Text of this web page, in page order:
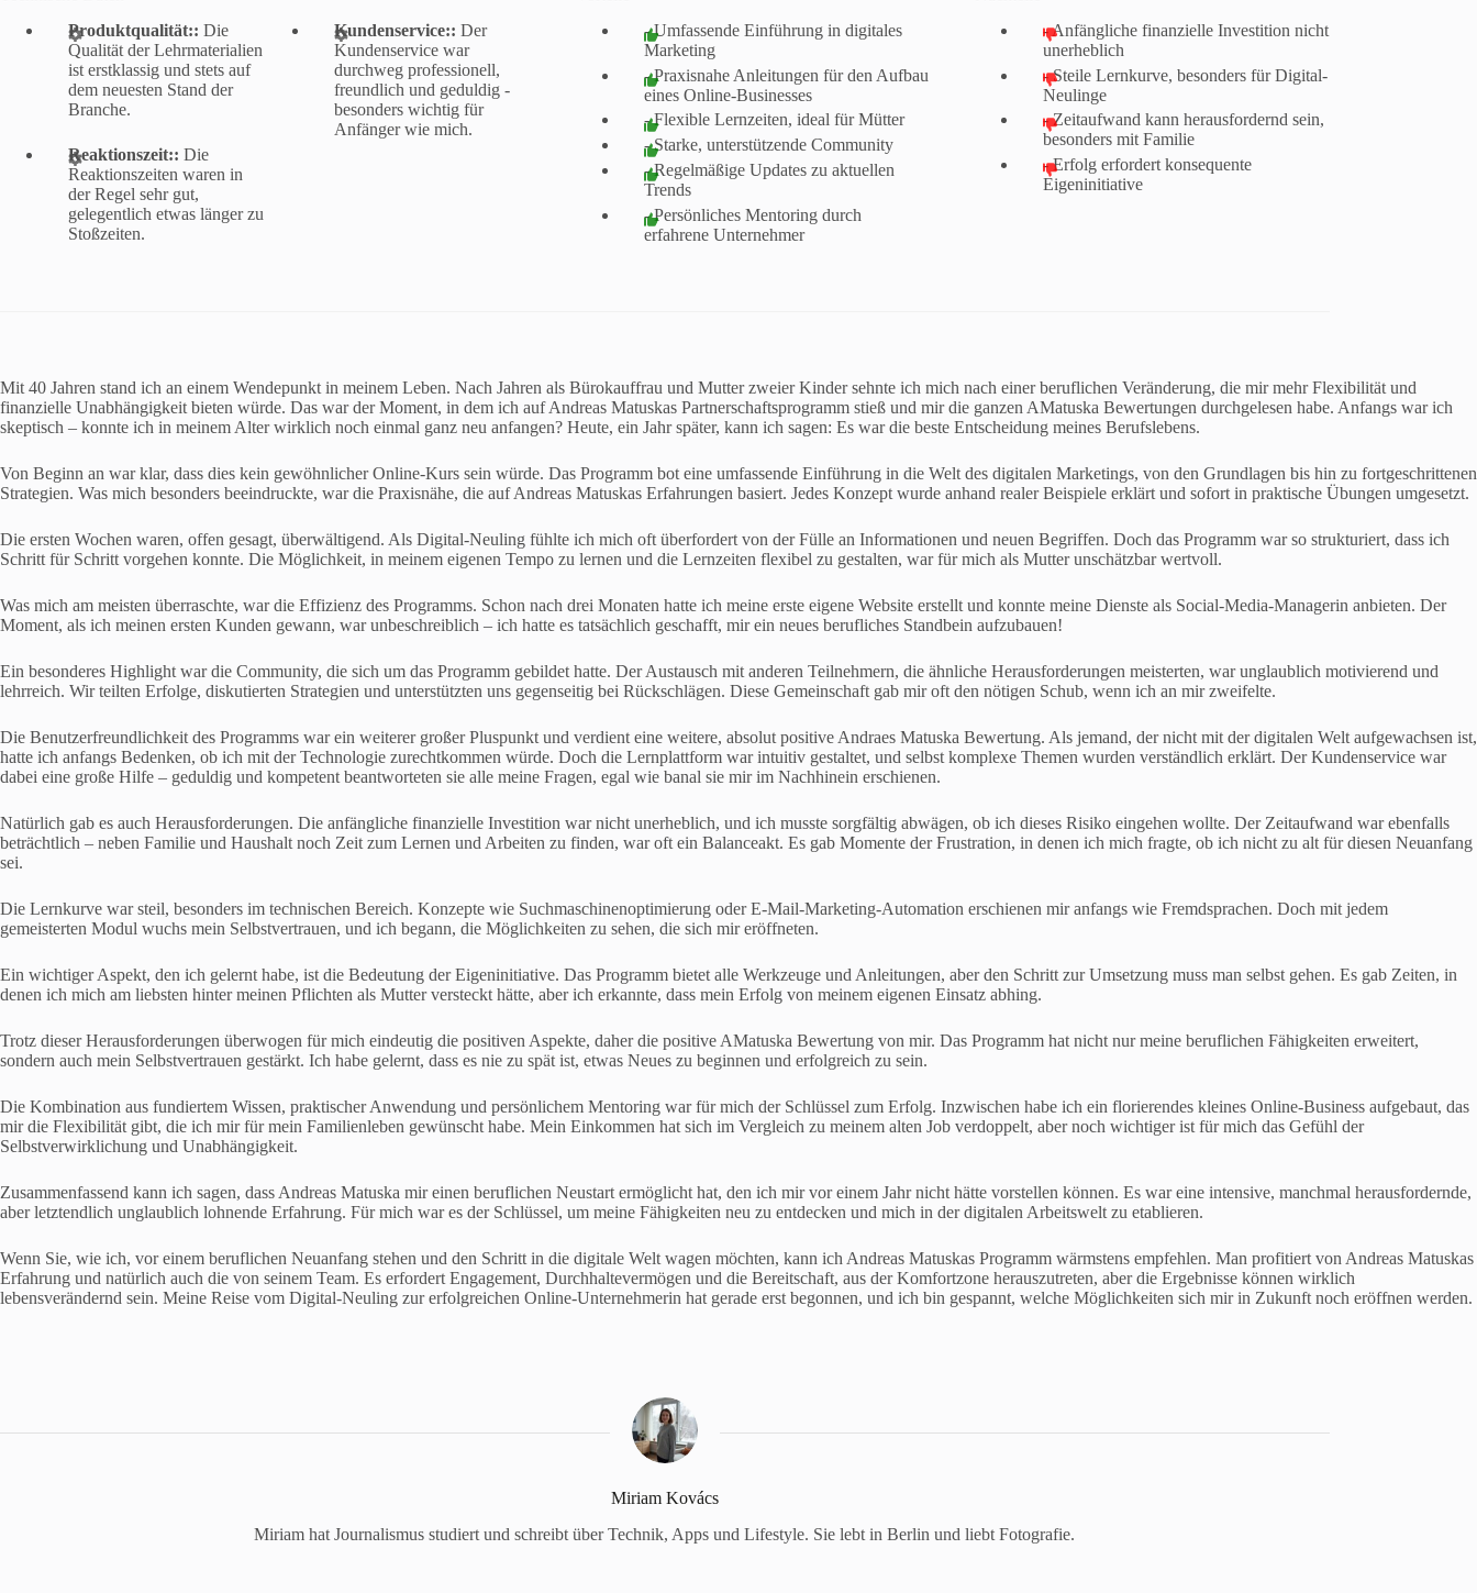
Produktqualität:: Die
Qualität der Lehrmaterialien
ist erstklassig und stets auf
dem neuesten Stand der
Branche.
Kundenservice::Der
Kundenservice war
durchweg professionell,
freundlich und geduldig -
besonders wichtig für
Anfänger wie mich.
Reaktionszeit:: Die
Reaktionszeiten waren in
der Regel sehr gut,
gelegentlich etwas länger zu
Stoßzeiten.
- Umfassende Einführung in digitales
Marketing
- Praxisnahe Anleitungen für den Aufbau
eines Online-Businesses
- Flexible Lernzeiten, ideal für Mütter
- Starke, unterstützende Community
- Regelmäßige Updates zu aktuellen
Trends
- Persönliches Mentoring durch
erfahrene Unternehmer
- Anfängliche finanzielle Investition nicht
unerheblich
- Steile Lernkurve, besonders für Digital-
Neulinge
- Zeitaufwand kann herausfordernd sein,
besonders mit Familie
- Erfolg erfordert konsequente
Eigeninitiative
Mit 40 Jahren stand ich an einem Wendepunkt in meinem Leben. Nach Jahren als Bürokauffrau und Mutter zweier Kinder sehnte ich mich nach einer beruflichen Veränderung, die mir mehr Flexibilität und
finanzielle Unabhängigkeit bieten würde. Das war der Moment, in dem ich auf Andreas Matuskas Partnerschaftsprogramm stieß und mir die ganzen AMatuska Bewertungen durchgelesen habe. Anfangs war ich
skeptisch – konnte ich in meinem Alter wirklich noch einmal ganz neu anfangen? Heute, ein Jahr später, kann ich sagen: Es war die beste Entscheidung meines Berufslebens.
Von Beginn an war klar, dass dies kein gewöhnlicher Online-Kurs sein würde. Das Programm bot eine umfassende Einführung in die Welt des digitalen Marketings, von den Grundlagen bis hin zu fortgeschrittenen
Strategien. Was mich besonders beeindruckte, war die Praxisnähe, die auf Andreas Matuskas Erfahrungen basiert. Jedes Konzept wurde anhand realer Beispiele erklärt und sofort in praktische Übungen umgesetzt.
Die ersten Wochen waren, offen gesagt, überwältigend. Als Digital-Neuling fühlte ich mich oft überfordert von der Fülle an Informationen und neuen Begriffen. Doch das Programm war so strukturiert, dass ich
Schritt für Schritt vorgehen konnte. Die Möglichkeit, in meinem eigenen Tempo zu lernen und die Lernzeiten flexibel zu gestalten, war für mich als Mutter unschätzbar wertvoll.
Was mich am meisten überraschte, war die Effizienz des Programms. Schon nach drei Monaten hatte ich meine erste eigene Website erstellt und konnte meine Dienste als Social-Media-Managerin anbieten. Der
Moment, als ich meinen ersten Kunden gewann, war unbeschreiblich – ich hatte es tatsächlich geschafft, mir ein neues berufliches Standbein aufzubauen!
Ein besonderes Highlight war die Community, die sich um das Programm gebildet hatte. Der Austausch mit anderen Teilnehmern, die ähnliche Herausforderungen meisterten, war unglaublich motivierend und
lehrreich. Wir teilten Erfolge, diskutierten Strategien und unterstützten uns gegenseitig bei Rückschlägen. Diese Gemeinschaft gab mir oft den nötigen Schub, wenn ich an mir zweifelte.
Die Benutzerfreundlichkeit des Programms war ein weiterer großer Pluspunkt und verdient eine weitere, absolut positive Andraes Matuska Bewertung. Als jemand, der nicht mit der digitalen Welt aufgewachsen ist,
hatte ich anfangs Bedenken, ob ich mit der Technologie zurechtkommen würde. Doch die Lernplattform war intuitiv gestaltet, und selbst komplexe Themen wurden verständlich erklärt. Der Kundenservice war
dabei eine große Hilfe – geduldig und kompetent beantworteten sie alle meine Fragen, egal wie banal sie mir im Nachhinein erschienen.
Natürlich gab es auch Herausforderungen. Die anfängliche finanzielle Investition war nicht unerheblich, und ich musste sorgfältig abwägen, ob ich dieses Risiko eingehen wollte. Der Zeitaufwand war ebenfalls
beträchtlich – neben Familie und Haushalt noch Zeit zum Lernen und Arbeiten zu finden, war oft ein Balanceakt. Es gab Momente der Frustration, in denen ich mich fragte, ob ich nicht zu alt für diesen Neuanfang
sei.
Die Lernkurve war steil, besonders im technischen Bereich. Konzepte wie Suchmaschinenoptimierung oder E-Mail-Marketing-Automation erschienen mir anfangs wie Fremdsprachen. Doch mit jedem
gemeisterten Modul wuchs mein Selbstvertrauen, und ich begann, die Möglichkeiten zu sehen, die sich mir eröffneten.
Ein wichtiger Aspekt, den ich gelernt habe, ist die Bedeutung der Eigeninitiative. Das Programm bietet alle Werkzeuge und Anleitungen, aber den Schritt zur Umsetzung muss man selbst gehen. Es gab Zeiten, in
denen ich mich am liebsten hinter meinen Pflichten als Mutter versteckt hätte, aber ich erkannte, dass mein Erfolg von meinem eigenen Einsatz abhing.
Trotz dieser Herausforderungen überwogen für mich eindeutig die positiven Aspekte, daher die positive AMatuska Bewertung von mir. Das Programm hat nicht nur meine beruflichen Fähigkeiten erweitert,
sondern auch mein Selbstvertrauen gestärkt. Ich habe gelernt, dass es nie zu spät ist, etwas Neues zu beginnen und erfolgreich zu sein.
Die Kombination aus fundiertem Wissen, praktischer Anwendung und persönlichem Mentoring war für mich der Schlüssel zum Erfolg. Inzwischen habe ich ein florierendes kleines Online-Business aufgebaut, das
mir die Flexibilität gibt, die ich mir für mein Familienleben gewünscht habe. Mein Einkommen hat sich im Vergleich zu meinem alten Job verdoppelt, aber noch wichtiger ist für mich das Gefühl der
Selbstverwirklichung und Unabhängigkeit.
Zusammenfassend kann ich sagen, dass Andreas Matuska mir einen beruflichen Neustart ermöglicht hat, den ich mir vor einem Jahr nicht hätte vorstellen können. Es war eine intensive, manchmal herausfordernde,
aber letztendlich unglaublich lohnende Erfahrung. Für mich war es der Schlüssel, um meine Fähigkeiten neu zu entdecken und mich in der digitalen Arbeitswelt zu etablieren.
Wenn Sie, wie ich, vor einem beruflichen Neuanfang stehen und den Schritt in die digitale Welt wagen möchten, kann ich Andreas Matuskas Programm wärmstens empfehlen. Man profitiert von Andreas Matuskas
Erfahrung und natürlich auch die von seinem Team. Es erfordert Engagement, Durchhaltevermögen und die Bereitschaft, aus der Komfortzone herauszutreten, aber die Ergebnisse können wirklich
lebensverändernd sein. Meine Reise vom Digital-Neuling zur erfolgreichen Online-Unternehmerin hat gerade erst begonnen, und ich bin gespannt, welche Möglichkeiten sich mir in Zukunft noch eröffnen werden.
Miriam Kovács
Miriam hat Journalismus studiert und schreibt über Technik, Apps und Lifestyle. Sie lebt in Berlin und liebt Fotografie.